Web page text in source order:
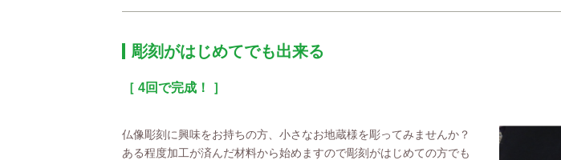
彫刻がはじめてでも出来る
［ 4回で完成！ ］
仏像彫刻に興味をお持ちの方、小さなお地蔵様を彫ってみませんか？
ある程度加工が済んだ材料から始めますので彫刻がはじめての方でも